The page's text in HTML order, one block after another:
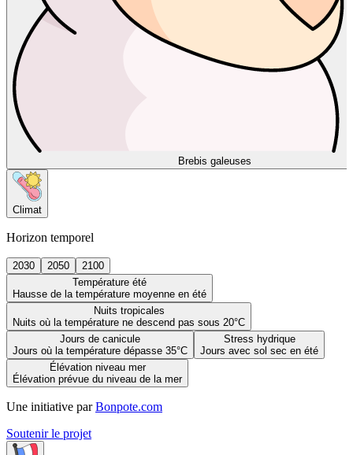
Brebis galeuses
Climat
Horizon temporel
2030 2050
2100
Température été
Hausse de la température moyenne en été
Nuits tropicales
Nuits où la température ne descend pas sous 20°C
Jours de canicule
Jours où la température dépasse 35°C
Stress hydrique
Jours avec sol sec en été
Élévation niveau mer
Élévation prévue du niveau de la mer
Une initiative par Bonpote.com
Soutenir le projet